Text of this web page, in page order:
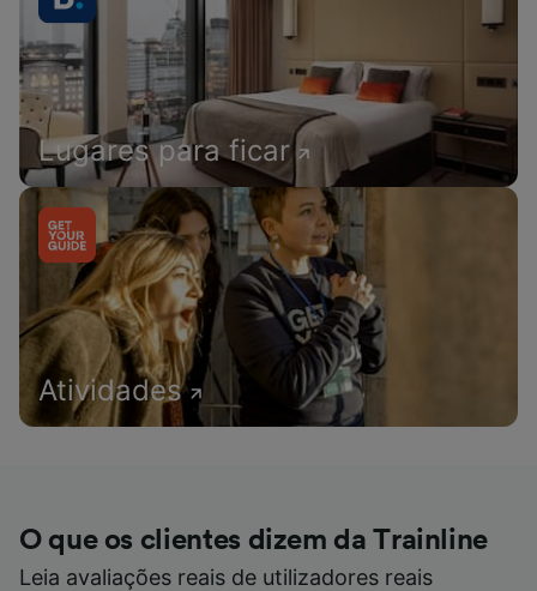
Lugares para ficar
Atividades
O que os clientes dizem da Trainline
Leia avaliações reais de utilizadores reais